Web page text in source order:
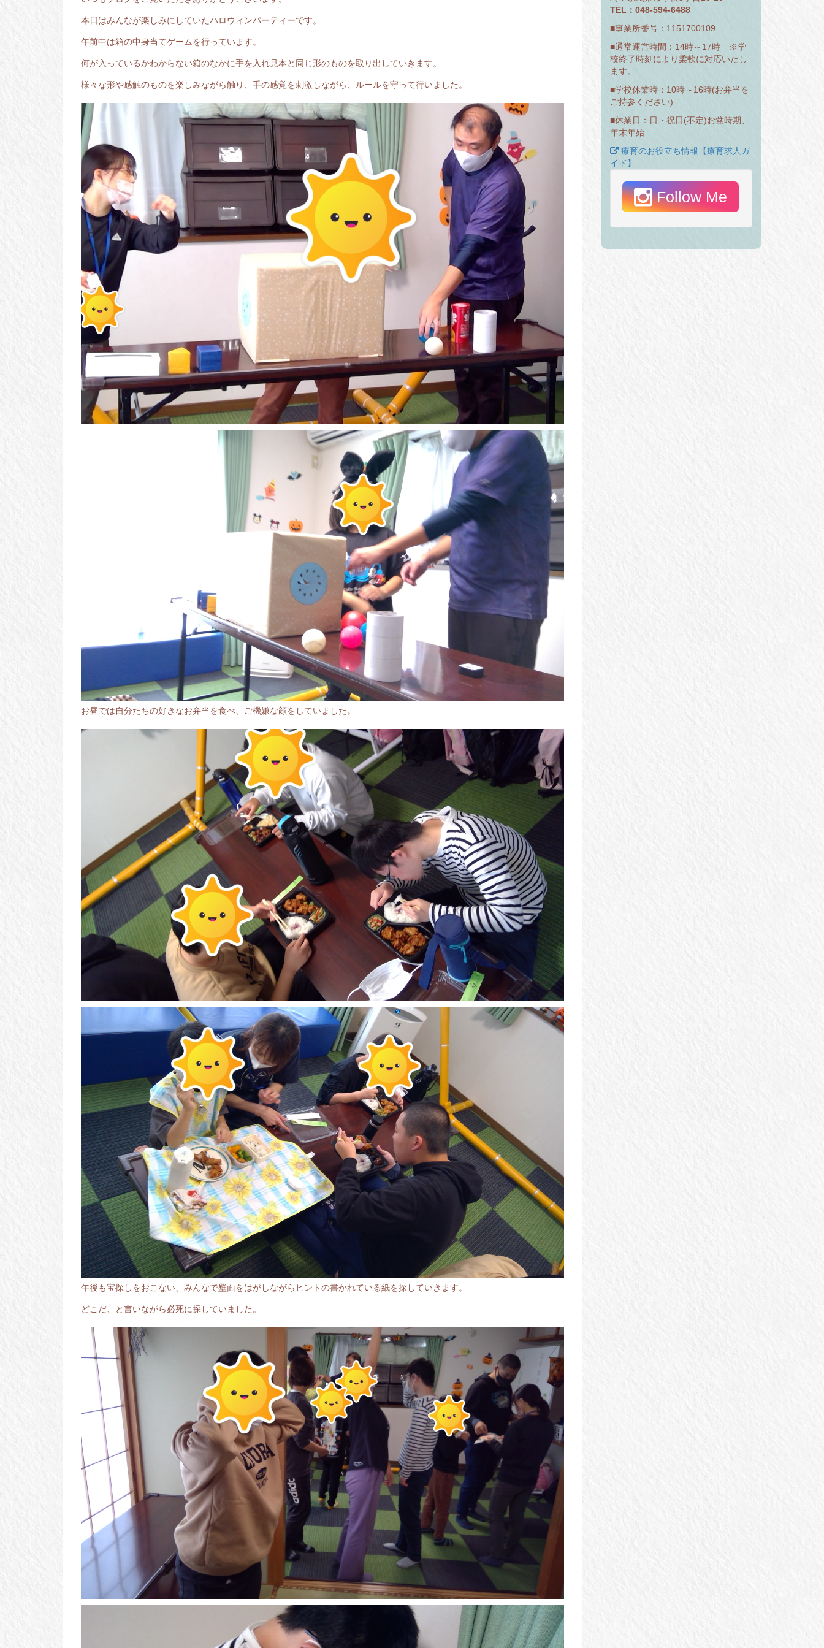
本日はみんなが楽しみにしていたハロウィンパーティーです。
午前中は箱の中身当てゲームを行っています。
何が入っているかわからない箱のなかに手を入れ見本と同じ形のものを取り出していきます。
様々な形や感触のものを楽しみながら触り、手の感覚を刺激しながら、ルールを守って行いました。
お昼では自分たちの好きなお弁当を食べ、ご機嫌な顔をしていました。
午後も宝探しをおこない、みんなで壁面をはがしながらヒントの書かれている紙を探していきます。
どこだ、と言いながら必死に探していました。
TEL：048-594-6488
■事業所番号：1151700109
■通常運営時間：14時～17時 ※学
校終了時刻により柔軟に対応いたし
ます。
■学校休業時：10時～16時(お弁当を
ご持参ください)
■休業日：日・祝日(不定)お盆時期、
年末年始
療育のお役立ち情報【療育求人ガ
イド】
Follow Me